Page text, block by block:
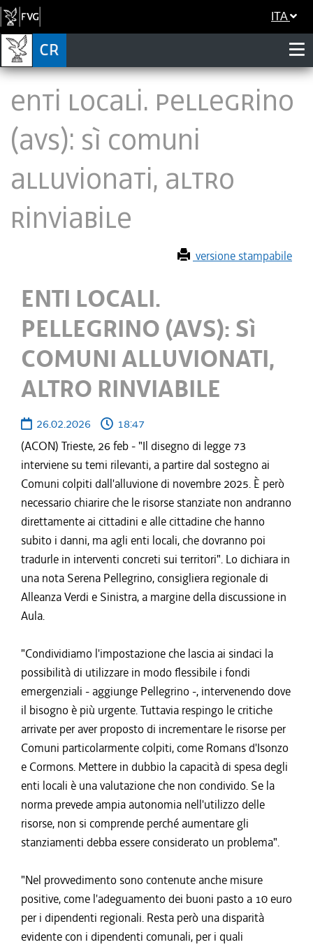
ITA
ENTI LOCALI. PELLEGRINO
(AVS): Sì COMUNI
ALLUVIONATI, ALTRO
RINVIABILE
versione stampabile
ENTI LOCALI.
PELLEGRINO (AVS): Sì
COMUNI ALLUVIONATI,
ALTRO RINVIABILE
26.02.2026
18:47
(ACON) Trieste, 26 feb - "Il disegno di legge 73
interviene su temi rilevanti, a partire dal sostegno ai
Comuni colpiti dall'alluvione di novembre 2025. È però
necessario chiarire che le risorse stanziate non andranno
direttamente ai cittadini e alle cittadine che hanno
subito i danni, ma agli enti locali, che dovranno poi
tradurle in interventi concreti sui territori". Lo dichiara in
una nota Serena Pellegrino, consigliera regionale di
Alleanza Verdi e Sinistra, a margine della discussione in
Aula.
"Condividiamo l'impostazione che lascia ai sindaci la
possibilità di utilizzare in modo flessibile i fondi
emergenziali - aggiunge Pellegrino -, intervenendo dove
il bisogno è più urgente. Tuttavia respingo le critiche
arrivate per aver proposto di incrementare le risorse per
Comuni particolarmente colpiti, come Romans d'Isonzo
e Cormons. Mettere in dubbio la capacità di spesa degli
enti locali è una valutazione che non condivido. Se la
norma prevede ampia autonomia nell'utilizzo delle
risorse, non si comprende perché aumentare gli
stanziamenti debba essere considerato un problema".
"Nel provvedimento sono contenute anche misure
positive, come l'adeguamento dei buoni pasto a 10 euro
per i dipendenti regionali. Resta però una disparità
evidente con i dipendenti comunali, per i quali